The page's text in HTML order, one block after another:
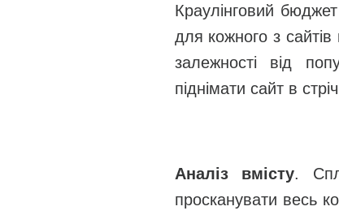
Краулінговий
для кожного з
залежності від
піднімати сайт в
Аналіз вмісту.
просканувати весь